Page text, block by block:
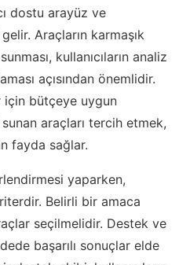
dostu arayüz ve
Araçların karmaşık
kullanıcıların analiz
açısından önemlidir.
için bütçeye uygun
araçları tercih etmek,
fayda sağlar.
yaparken,
Belirli bir amaca
seçilmelidir. Destek ve
başarılı sonuçlar elde